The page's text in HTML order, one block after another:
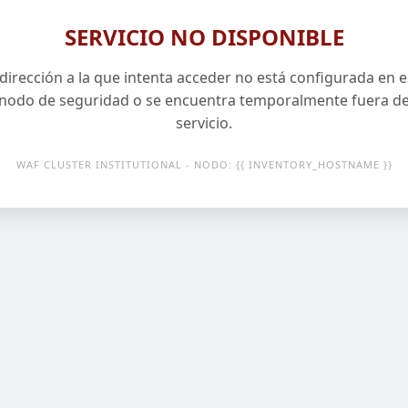
SERVICIO NO DISPONIBLE
a la que intenta acceder no está configurada en
de seguridad o se encuentra temporalmente fuera
servicio.
WAF CLUSTER INSTITUTIONAL - NODO: {{ INVENTORY_HOSTNAME }}